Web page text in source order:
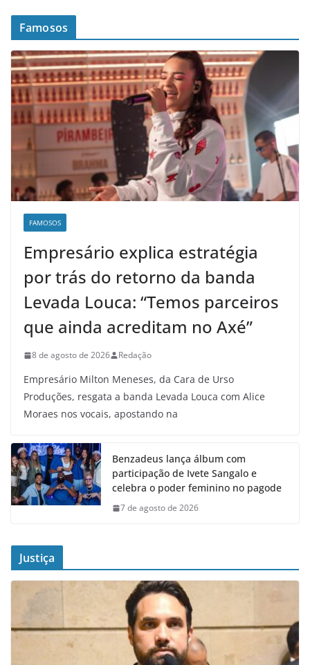
Famosos
FAMOSOS
Empresário explica estratégia
por trás do retorno da banda
Levada Louca: “Temos parceiros
que ainda acreditam no Axé”
8 de agosto de 2026 Redação
Empresário Milton Meneses, da Cara de Urso
Produções, resgata a banda Levada Louca com Alice
Moraes nos vocais, apostando na
Benzadeus lança álbum com
participação de Ivete Sangalo e
celebra o poder feminino no pagode
7 de agosto de 2026
Justiça